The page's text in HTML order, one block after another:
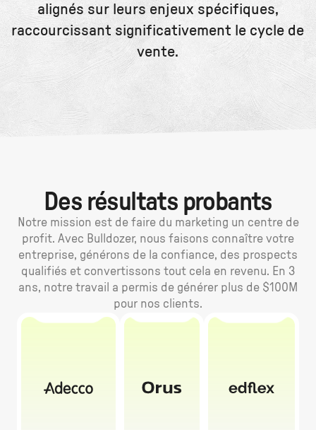
alignés sur leurs enjeux spécifiques,
raccourcissant significativement le cycle de
vente.
Des résultats probants
Notre mission est de faire du marketing un centre de
profit. Avec Bulldozer, nous faisons connaître votre
entreprise, générons de la confiance, des prospects
qualifiés et convertissons tout cela en revenu. En 3
ans, notre travail a permis de générer plus de $100M
pour nos clients.